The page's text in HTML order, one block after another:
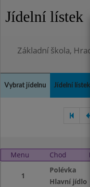
Jídelní lístek
Základní škola,
Vybrat jídelnu Jídelní lístek
Menu Chod
1
Polévka
Hlavní jídlo